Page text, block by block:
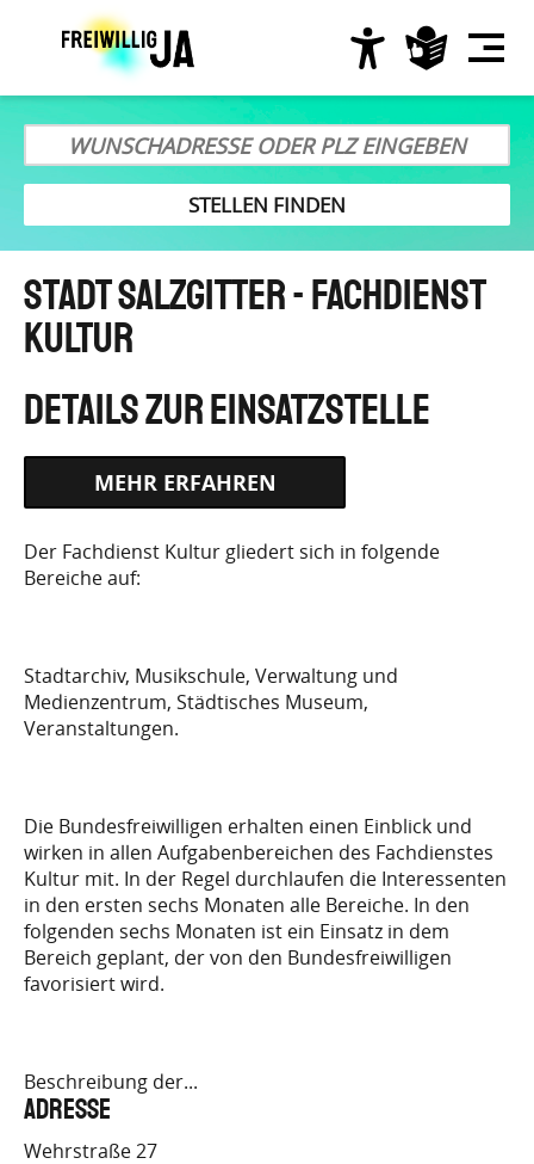
Hauptnavigation
Stadt Salzgitter - Fachdienst
Kultur
EINSATZS…
Der Fachdienst Kultur gliedert sich in folgende
Bereiche auf:
Stadtarchiv, Musikschule, Verwaltung und
Medienzentrum, Städtisches Museum,
Veranstaltungen.
Die Bundesfreiwilligen erhalten einen Einblick und
wirken in allen Aufgabenbereichen des Fachdienstes
Kultur mit. In der Regel durchlaufen die Interessenten
in den ersten sechs Monaten alle Bereiche. In den
folgenden sechs Monaten ist ein Einsatz in dem
Bereich geplant, der von den Bundesfreiwilligen
favorisiert wird.
Beschreibung der...
Adresse
Wehrstraße 27